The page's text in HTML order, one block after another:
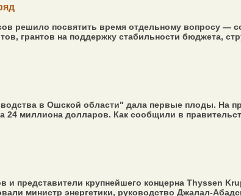
решило посвятить время отдельному вопросу —
грантов на поддержку стабильности бюджета,
в Ошской области" дала первые плоды. На
24 миллиона долларов. Как сообщили в
представители крупнейшего концерна Thyssen
министр энергетики, руководство Джалал-